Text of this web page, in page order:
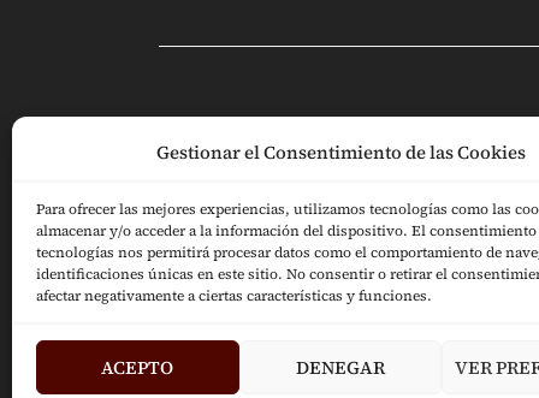
Gestionar el Consentimiento de las Cookies
Para ofrecer las mejores experiencias, utilizamos tecnologías como las
almacenar y/o acceder a la información del dispositivo. El consentimiento
tecnologías nos permitirá procesar datos como el comportamiento de
identificaciones únicas en este sitio. No consentir o retirar el
afectar negativamente a ciertas características y funciones.
ACEPTO DENEGAR VER
Puedes seguirme en: